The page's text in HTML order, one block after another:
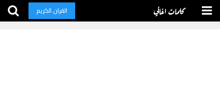
كلمات اغاني القران الكريم